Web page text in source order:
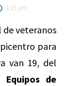
1:19 pm
de veteranos
para
van 19, del
de